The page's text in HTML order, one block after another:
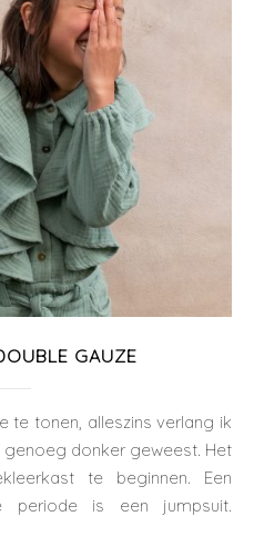
GAUZE
genoeg donker geweest. Het
te beginnen. Een
periode is een jumpsuit.